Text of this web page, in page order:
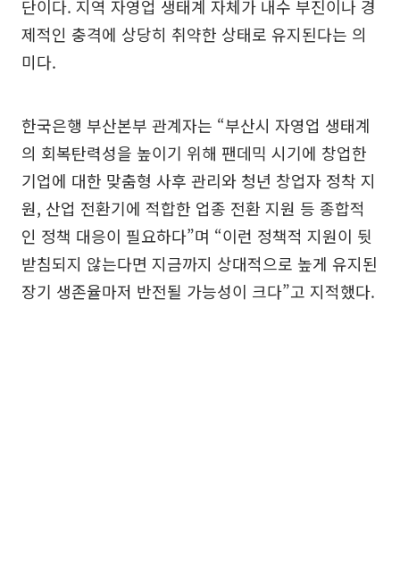
단이다. 지역 자영업 생태계 자체가 내수 부진이나 경
제적인 충격에 상당히 취약한 상태로 유지된다는 의
미다.
한국은행 부산본부 관계자는 “부산시 자영업 생태계
의 회복탄력성을 높이기 위해 팬데믹 시기에 창업한
기업에 대한 맞춤형 사후 관리와 청년 창업자 정착 지
원, 산업 전환기에 적합한 업종 전환 지원 등 종합적
인 정책 대응이 필요하다”며 “이런 정책적 지원이 뒷
받침되지 않는다면 지금까지 상대적으로 높게 유지된
장기 생존율마저 반전될 가능성이 크다”고 지적했다.